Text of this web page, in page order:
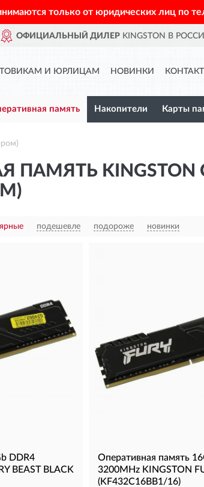
только от юридических лиц по
ДИЛЕРKINGSTON В РОССИИ
И ЮРЛИЦАМ НОВИНКИ
память Накопители Карты
ПАМЯТЬ
подешевле подороже новинки
DDR4
BEAST BLACK
Оперативная память
3200MHz KINGSTON
(KF432C16BB1/16)